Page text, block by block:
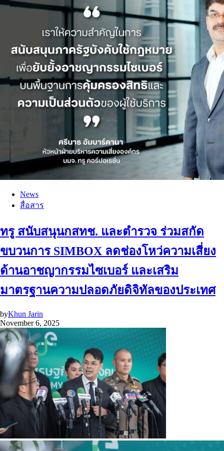
News
สื่อสาร
ทรู สนับสนุนกสทช. และตำรวจ ร่วมสกัด
ขบวนการ SIMBOX ลดช่องโหว่ความเสี่ยง
ด้านอาชญากรรมไซเบอร์ และเสริม
มาตรฐานความปลอดภัยดิจิทัลของประเทศ
byKhun Jarin
November 6, 2025